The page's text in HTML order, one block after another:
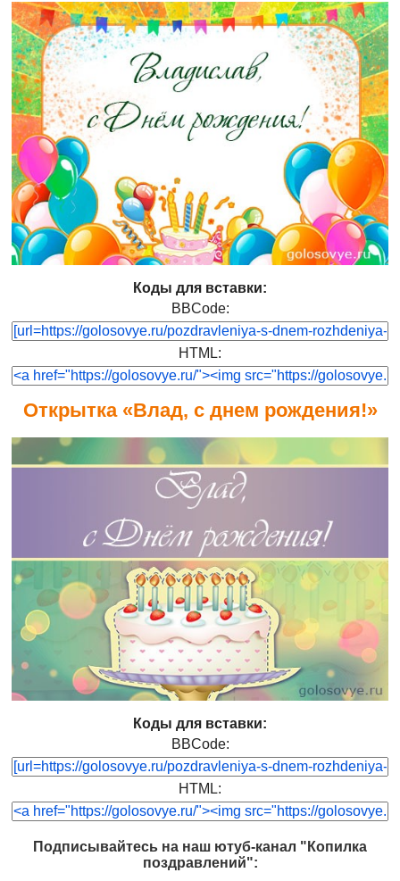
Коды для вставки:
BBCode:
HTML:
Открытка «Влад, с днем рождения!»
Коды для вставки:
BBCode:
HTML:
Подписывайтесь на наш ютуб-канал "Копилка
поздравлений":